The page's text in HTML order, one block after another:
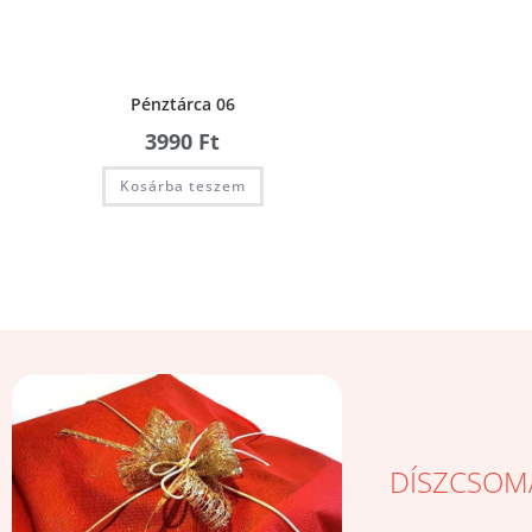
Pénztárca 06
3990 Ft
Kosárba teszem